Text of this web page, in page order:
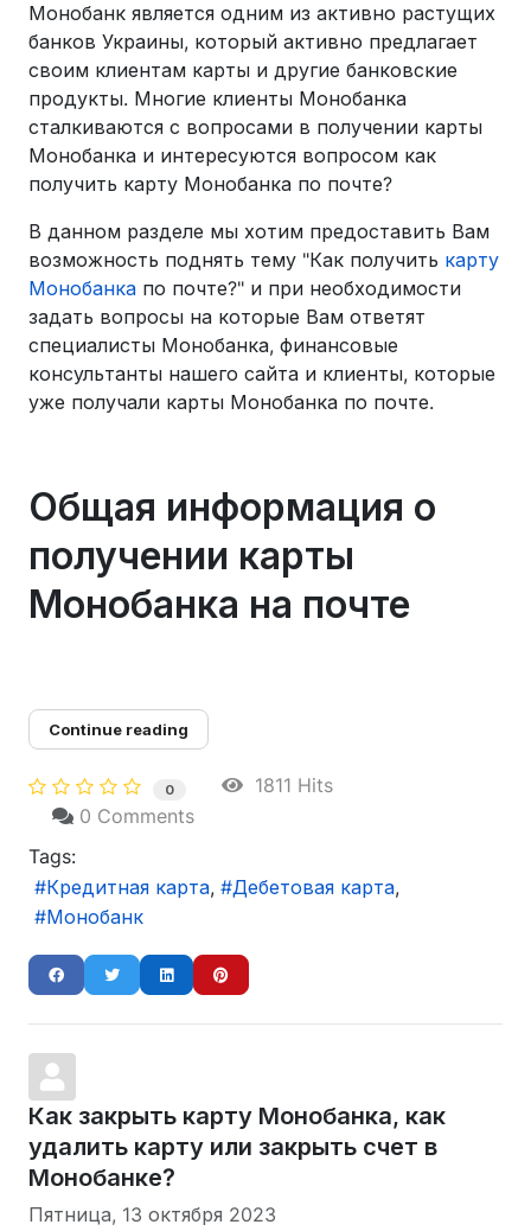
Монобанк является одним из активно растущих
банков Украины, который активно предлагает
своим клиентам карты и другие банковские
продукты. Многие клиенты Монобанка
сталкиваются с вопросами в получении карты
Монобанка и интересуются вопросом как
получить карту Монобанка по почте?
В данном разделе мы хотим предоставить Вам
возможность поднять тему "Как получить карту
Монобанка по почте?" и при необходимости
задать вопросы на которые Вам ответят
специалисты Монобанка, финансовые
консультанты нашего сайта и клиенты, которые
уже получали карты Монобанка по почте.
Общая информация о
получении карты
Монобанка на почте
Continue reading
0
1811 Hits
0 Comments
Tags:
Кредитная карта
Дебетовая карта
Монобанк
Как закрыть карту Монобанка, как
удалить карту или закрыть счет в
Монобанке?
Пятница, 13 октября 2023